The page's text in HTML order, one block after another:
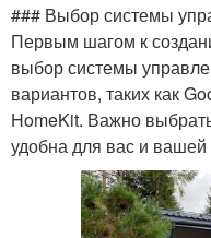
### Выбор системы
Первым шагом к
выбор системы
вариантов, таких как
HomeKit. Важно
удобна для вас и вашей